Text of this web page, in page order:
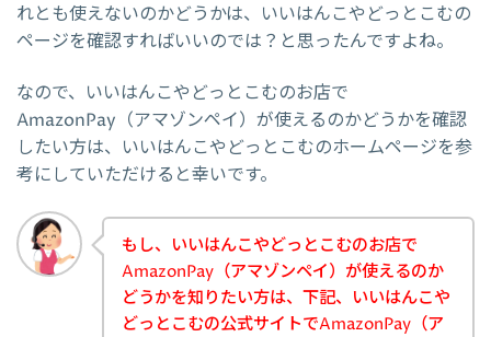
れとも使えないのかどうかは、いいはんこやどっとこむの
ページを確認すればいいのでは？と思ったんですよね。
なので、いいはんこやどっとこむのお店で
AmazonPay（アマゾンペイ）が使えるのかどうかを確認
したい方は、いいはんこやどっとこむのホームページを参
考にしていただけると幸いです。
もし、いいはんこやどっとこむのお店で
AmazonPay（アマゾンペイ）が使えるのか
どうかを知りたい方は、下記、いいはんこや
どっとこむの公式サイトでAmazonPay（ア